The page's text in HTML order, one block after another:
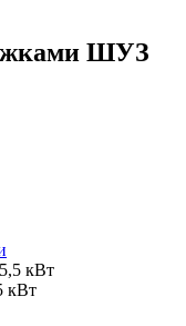
ШУЗ
кВт
кВт